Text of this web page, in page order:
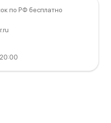
по РФ бесплатно